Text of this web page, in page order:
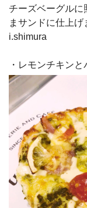
チーズベーグルに
まサンドに仕上げ
i.shimura
・レモンチキン